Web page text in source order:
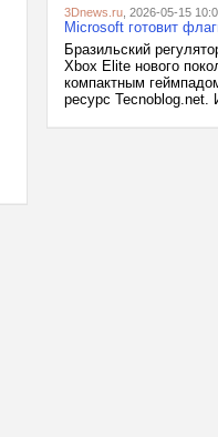
3Dnews.ru , 2026-05-15
Microsoft готовит
Бразильский
Xbox Elite нового
компактным
ресурс Tecnoblog.net.